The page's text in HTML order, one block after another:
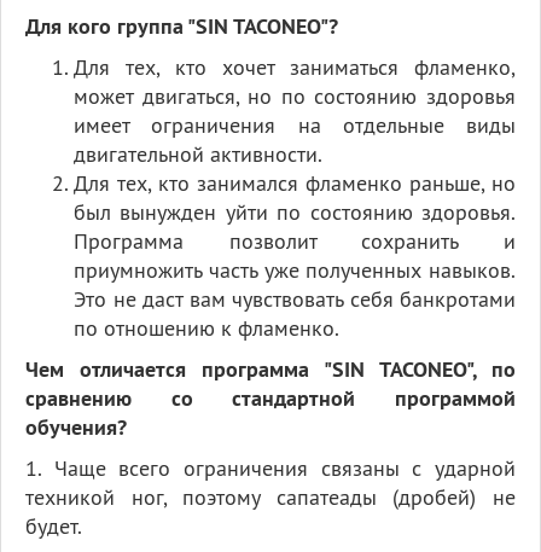
Для кого группа "SIN TACONEO"?
Для тех, кто хочет заниматься фламенко,
может двигаться, но по состоянию здоровья
имеет ограничения на отдельные виды
двигательной активности.
Для тех, кто занимался фламенко раньше, но
был вынужден уйти по состоянию здоровья.
Программа позволит сохранить и
приумножить часть уже полученных навыков.
Это не даст вам чувствовать себя банкротами
по отношению к фламенко.
Чем отличается программа "SIN TACONEO", по
сравнению со стандартной программой
обучения?
1. Чаще всего ограничения связаны с ударной
техникой ног, поэтому сапатеады (дробей) не
будет.